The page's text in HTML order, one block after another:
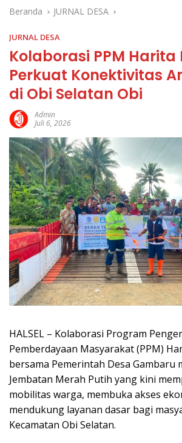
Beranda JURNAL DESA
JURNAL DESA
Kolaborasi PPM Harita
Perkuat Konektivitas
di Obi Selatan Obi
Admin
Juli 6, 2026
HALSEL – Kolaborasi Program
Pemberdayaan Masyarakat (PPM)
bersama Pemerintah Desa Gambaru
Jembatan Merah Putih yang kini
mobilitas warga, membuka akses
mendukung layanan dasar bagi
Kecamatan Obi Selatan.